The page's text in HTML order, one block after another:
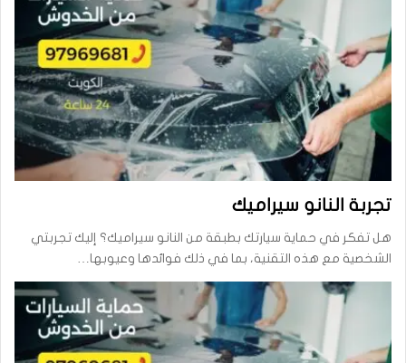
تجربة النانو سيراميك
هل تفكر في حماية سيارتك بطبقة من النانو سيراميك؟ إليك تجربتي
الشخصية مع هذه التقنية، بما في ذلك فوائدها وعيوبها…